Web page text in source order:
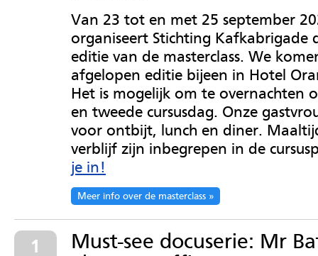
Van 23 tot en met 25 september
organiseert Stichting Kafkabrigade
editie van de masterclass. We
afgelopen editie bijeen in Hotel
Het is mogelijk om te overnachten
en tweede cursusdag. Onze
voor ontbijt, lunch en diner.
verblijf zijn inbegrepen in de
je in!
Meer info over de masterclass
Must-see docuserie: Mr
1